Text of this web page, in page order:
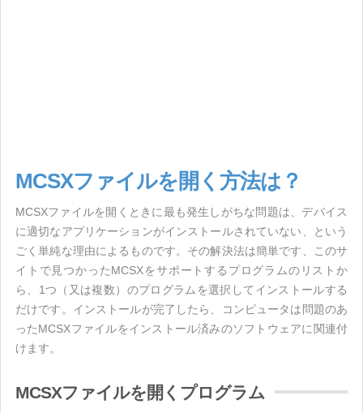
MCSXファイルを開く方法は？
MCSXファイルを開くときに最も発生しがちな問題は、デバイス
に適切なアプリケーションがインストールされていない、という
ごく単純な理由によるものです。その解決法は簡単です、このサ
イトで見つかったMCSXをサポートするプログラムのリストか
ら、1つ（又は複数）のプログラムを選択してインストールする
だけです。インストールが完了したら、コンピュータは問題のあ
ったMCSXファイルをインストール済みのソフトウェアに関連付
けます。
MCSXファイルを開くプログラム